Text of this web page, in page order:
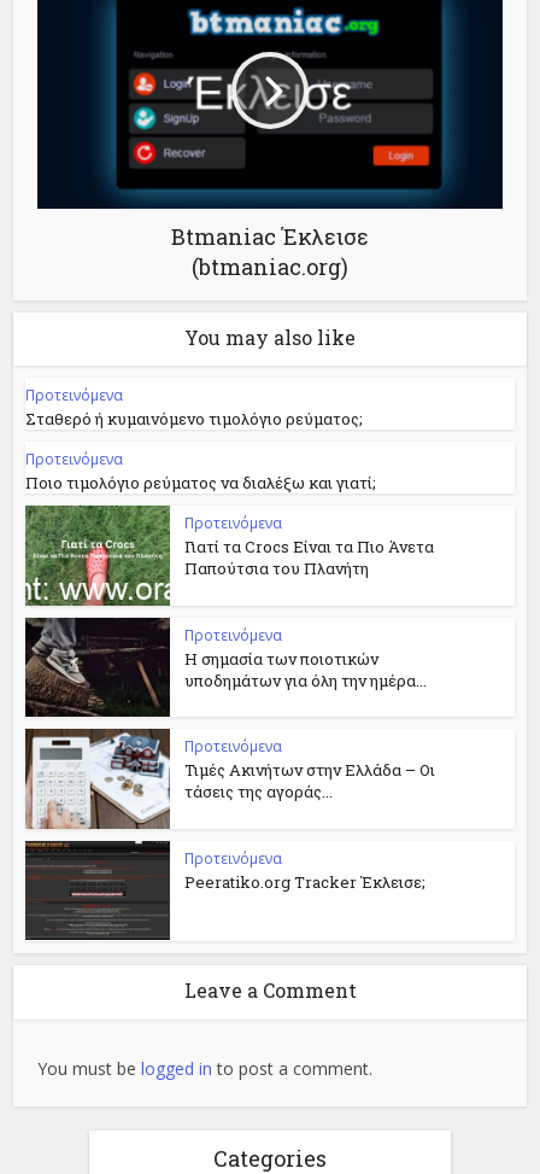
Btmaniac Έκλεισε
(btmaniac.org)
You may also like
Προτεινόμενα
Σταθερό ή κυμαινόμενο τιμολόγιο ρεύματος;
Προτεινόμενα
Ποιο τιμολόγιο ρεύματος να διαλέξω και γιατί;
Προτεινόμενα
Γιατί τα Crocs Είναι τα Πιο Άνετα
Παπούτσια του Πλανήτη
Προτεινόμενα
Η σημασία των ποιοτικών
υποδημάτων για όλη την ημέρα...
Προτεινόμενα
Τιμές Ακινήτων στην Ελλάδα – Οι
τάσεις της αγοράς...
Προτεινόμενα
Peeratiko.org Tracker Έκλεισε;
Leave a Comment
You must belogged in to post a comment.
Categories